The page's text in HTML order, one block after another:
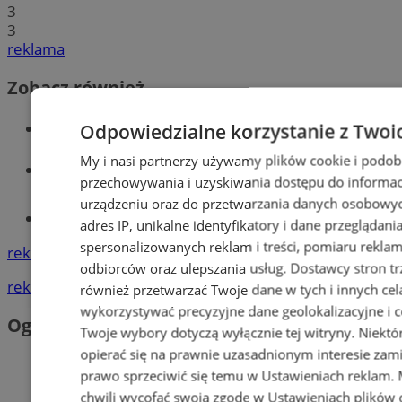
3
3
reklama
Zobacz również
Wiadomości kryminalne w Orzeszu
Wiadomości lokalne
Tworzenie stron www - Orzesze
reklama
reklama
Ogłoszenia
Odpowiedzialne korzystanie z
My i nasi partnerzy używamy plików cookie i
przechowywania i uzyskiwania dostępu do
urządzeniu oraz do przetwarzania danych
adres IP, unikalne identyfikatory i dane
spersonalizowanych reklam i treści, pomiaru
odbiorców oraz ulepszania usług. Dostawcy stron
również przetwarzać Twoje dane w tych i innych
wykorzystywać precyzyjne dane geolokalizacyjne i
Twoje wybory dotyczą wyłącznie tej witryny.
opierać się na prawnie uzasadnionym interesie
prawo sprzeciwić się temu w Ustawieniach reklam.
chwili wycofać swoją zgodę w Ustawieniach plików